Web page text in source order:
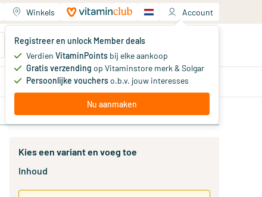
Winkels Account
Registreer en unlock Member deals
Verdien VitaminPoints bij elke aankoop
Gratis verzending op Vitaminstore merk & Solgar
Persoonlijke voucherso.b.v. jouw interesses
Nu aanmaken
Jouw winkelwagen
Je hebt nog geen producten
Aanbiedingen Memberdeals
Kies een variant en voeg toe
Inhoud